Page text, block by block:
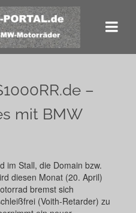
–
mit BMW
im Stall, die Domain bzw.
diesen Monat (20. April)
bremst sich
(Voith-Retarder) zu